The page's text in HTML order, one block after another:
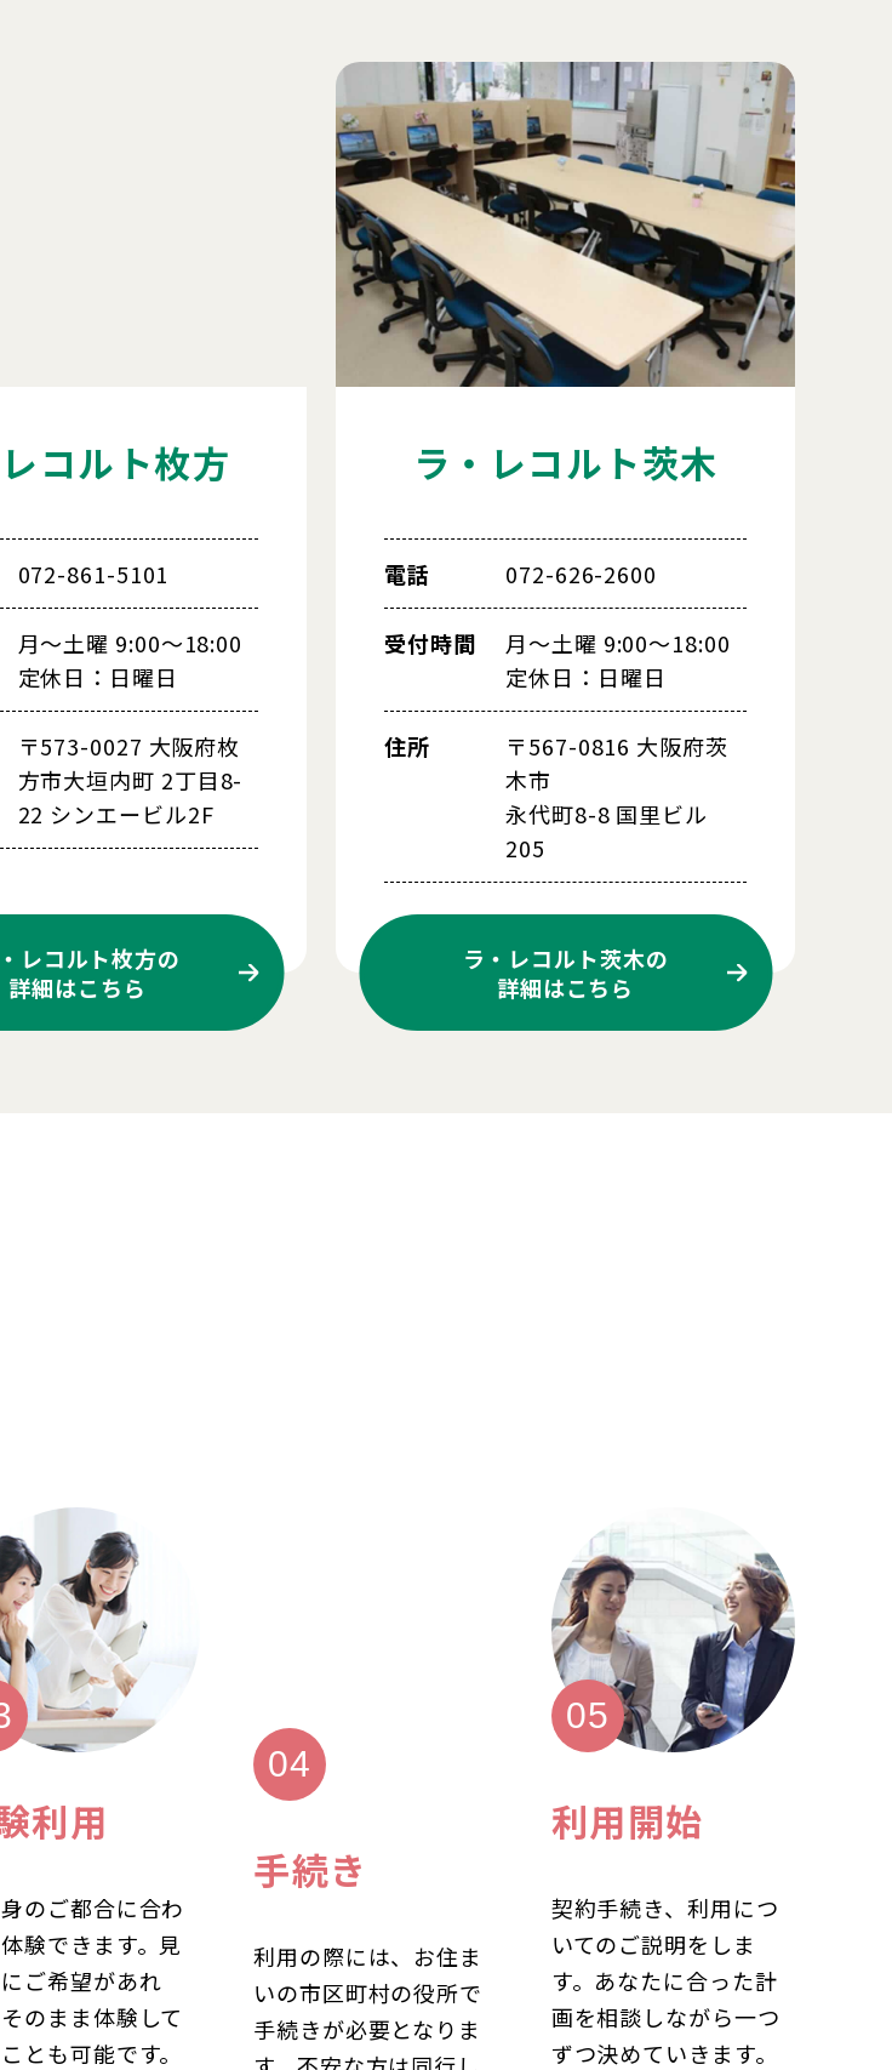
コルト枚方
072-861-5101
月～土曜 9:00～18:00
定休日：日曜日
〒573-0027 大阪府枚
方市大垣内町 2丁目8-
22 シンエービル2F
レコルト枚方の
詳細はこちら
ラ・レコルト茨木
電話 072-626-2600
受付時間
月～土曜 9:00～18:00
定休日：日曜日
住所
〒567-0816 大阪府茨
木市
永代町8-8 国里ビル
205
ラ・レコルト茨木の
詳細はこちら
利用
のご都合に合わ
験できます。見
ご希望があれ
のまま体験して
とも可能です。
手続き
利用の際には、お住ま
いの市区町村の役所で
手続きが必要となりま
利用開始
契約手続き、利用につ
いてのご説明をしま
す。あなたに合った計
画を相談しながら一つ
ずつ決めていきます。